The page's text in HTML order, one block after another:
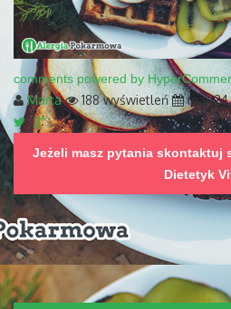
comments powered by
Marta 188 wyświetleń mar
Jeżeli masz pytania skontaktuj
Dietetyk